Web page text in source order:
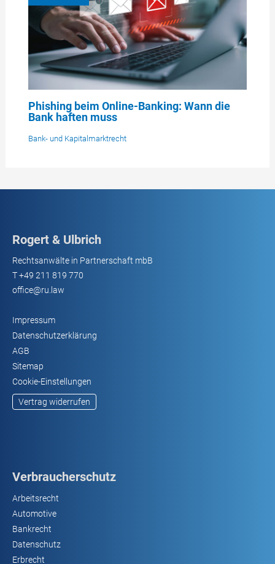
Phishing beim Online-Banking: Wann die
Bank haften muss
Bank- und Kapitalmarktrecht
Rogert & Ulbrich
Rechtsanwälte in Partnerschaft mbB
T+49 211 819 770
office@ru.law
Impressum
Datenschutzerklärung
AGB
Sitemap
Cookie-Einstellungen
Vertrag widerrufen
Verbraucherschutz
Arbeitsrecht
Automotive
Bankrecht
Datenschutz
Erbrecht